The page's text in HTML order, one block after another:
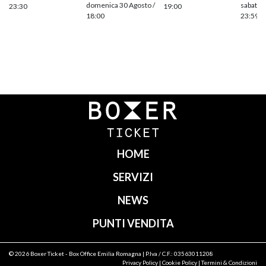
23:30
domenica 30 Agosto /
18:00
19:00
sabato
23:59
Navigazione
HOME
SERVIZI
NEWS
PUNTI VENDITA
© 2026 Boxer Ticket- Box Office Emilia Romagna | P.Iva / C.F.: 03563011208
Privacy Policy | Cookie Policy |Termini & Condizioni